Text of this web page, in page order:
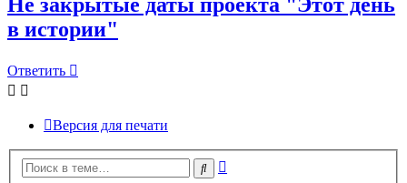
Не закрытые даты проекта "Этот день
в истории"
Ответить
Версия для печати
Поиск